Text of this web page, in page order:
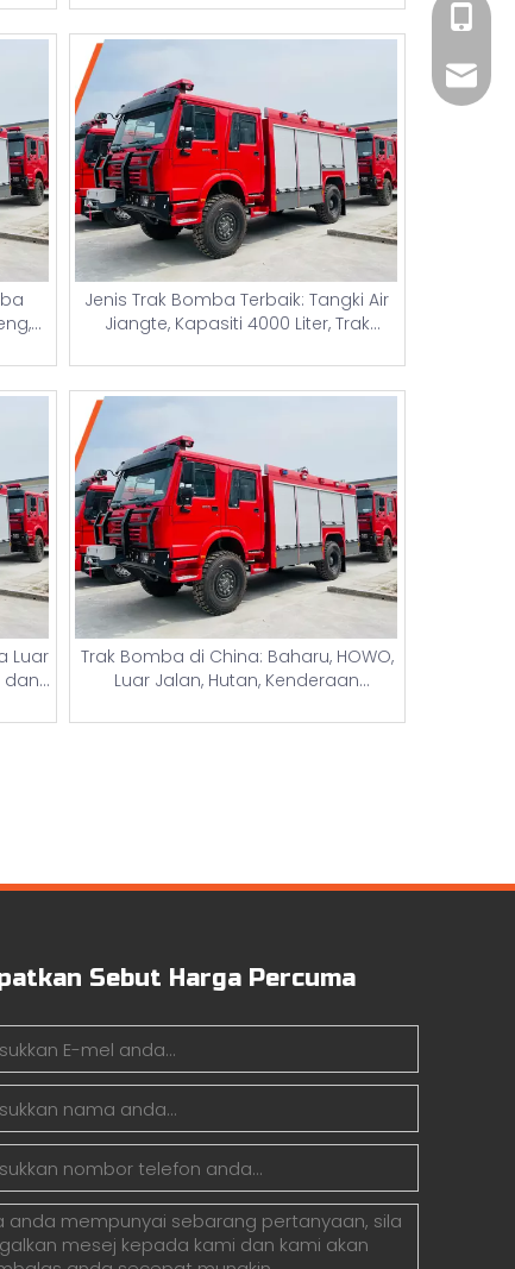
Jenis Trak Bomba Terbaik: Tangki Air
Jiangte, Kapasiti 4000 Liter, Trak
Baharu dengan Menara Ringan Dan
Butiran Harga
Luar
dan
Trak Bomba di China: Baharu, HOWO,
Luar Jalan, Hutan, Kenderaan
Harga Trak Bomba Baharu
+86
Sebut Harga Percuma